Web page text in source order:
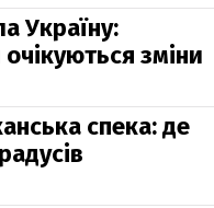
Україну:
зміни
спека: де